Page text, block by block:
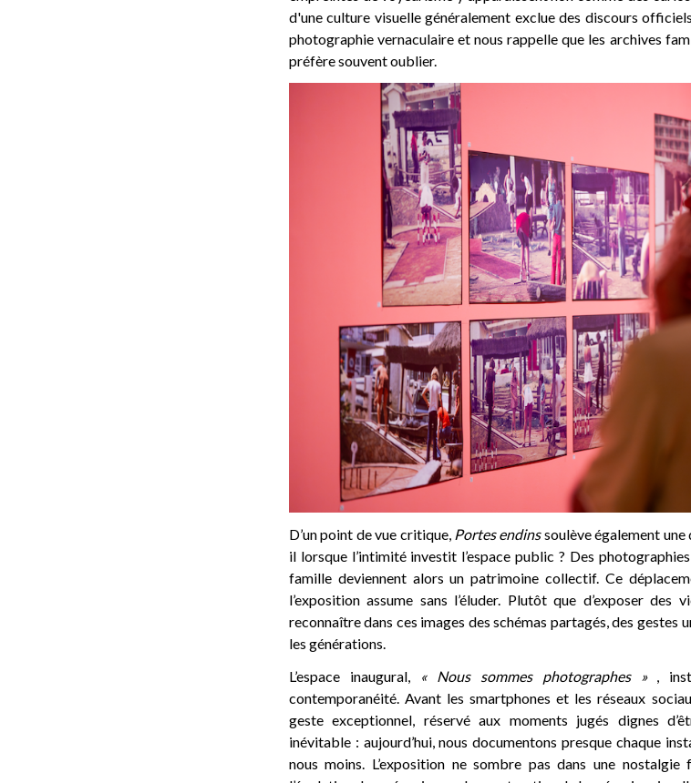
d'une culture visuelle généralement exclue des discours
photographie vernaculaire et nous rappelle que les archives
préfère souvent oublier.
D’un point de vue critique, Portes endinssoulève également une
il lorsque l’intimité investit l’espace public ? Des
famille deviennent alors un patrimoine collectif. Ce
l’exposition assume sans l’éluder. Plutôt que d’exposer
reconnaître dans ces images des schémas partagés, des gestes
les générations.
L’espace inaugural,
« Nous sommes photographes »,
contemporanéité. Avant les smartphones et les réseaux
geste exceptionnel, réservé aux moments jugés dignes
inévitable : aujourd’hui, nous documentons presque chaque
nous moins. L’exposition ne sombre pas dans une